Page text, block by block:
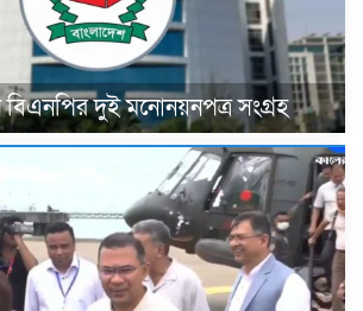
বিএনপির দুই মনোনয়নপত্র সংগ্রহ